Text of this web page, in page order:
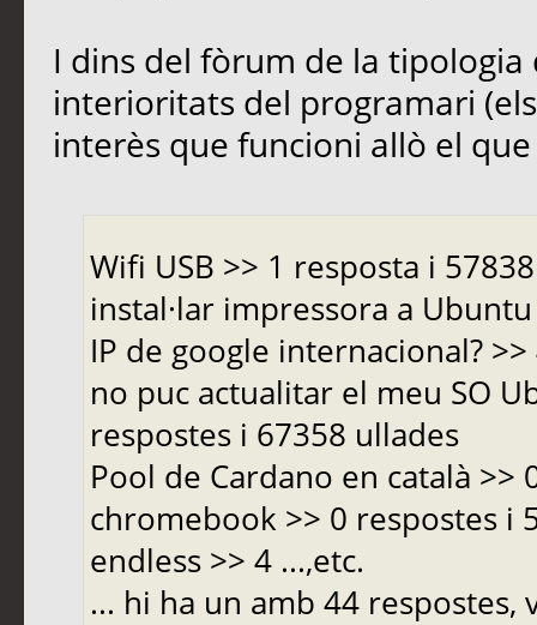
I dins del fòrum de la
interioritats del programari
interès que funcioni allò el que
Wifi USB >> 1 resposta i
instal·lar impressora a
IP de google internacional?
no puc actualitar el meu SO
respostes i 67358 ullades
Pool de Cardano en català >>
chromebook >> 0 respostes i
endless >> 4 ...,etc.
... hi ha un amb 44 respostes,